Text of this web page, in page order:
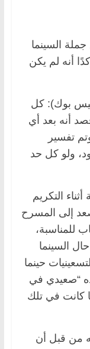
السينما
بعد نكسة 1967، مؤكدًا أنه لم يكن
بوك): كل
أنه بعد أي
تفسير
ولو كل حد
التكريم
إلى المسرح
للمناسبة،
السينما
نهاية التسعينيات حينما
“صعيدي في
كانت في تلك
من قبل أن